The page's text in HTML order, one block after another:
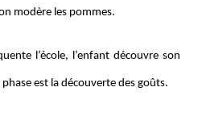
modère les pommes.
l’école, l’enfant découvre son
est la découverte des goûts.